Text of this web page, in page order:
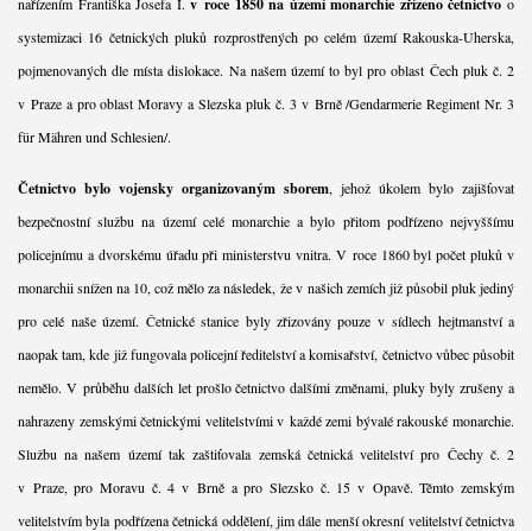
v roce 1850 na území monarchie zřízeno četnictvo
systemizaci 16 četnických pluků rozprostřených po celém území Rakouska-Uherska,
pojmenovaných dle místa dislokace. Na našem území to byl pro oblast Čech pluk č. 2
v Praze a pro oblast Moravy a Slezska pluk č. 3 v Brně /Gendarmerie Regiment Nr. 3
für Mähren und Schlesien/.
Četnictvo bylo vojensky organizovaným sborem, jehož úkolem bylo zajišťovat
bezpečnostní službu na území celé monarchie a bylo přitom podřízeno nejvyššímu
policejnímu a dvorskému úřadu při ministerstvu vnitra. V roce 1860 byl počet pluků v
monarchii snížen na 10, což mělo za následek, že v našich zemích již působil pluk jediný
pro celé naše území. Četnické stanice byly zřizovány pouze v sídlech hejtmanství a
naopak tam, kde již fungovala policejní ředitelství a komisařství, četnictvo vůbec působit
nemělo. V průběhu dalších let prošlo četnictvo dalšími změnami, pluky byly zrušeny a
nahrazeny zemskými četnickými velitelstvími v každé zemi bývalé rakouské monarchie.
Službu na našem území tak zaštiťovala zemská četnická velitelství pro Čechy č. 2
v Praze, pro Moravu č. 4 v Brně a pro Slezsko č. 15 v Opavě. Těmto zemským
velitelstvím byla podřízena četnická oddělení, jim dále menší okresní velitelství četnictva